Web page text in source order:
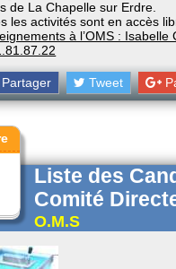
de La Chapelle sur Erdre.
les activités sont en accès
à l’OMS : Isabelle
Partager Tweet
Liste des
Comité
O.M.S